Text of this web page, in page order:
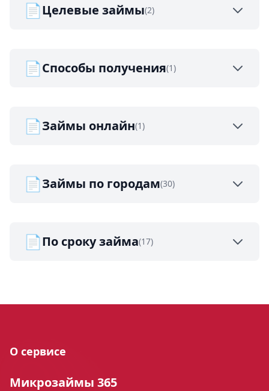
📄Целевые займы(2)
📄Способы получения(1)
📄Займы онлайн(1)
📄Займы по городам(30)
📄По сроку займа(17)
О сервисе
Микрозаймы 365